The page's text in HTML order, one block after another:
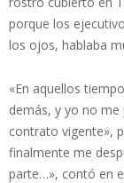
porque los
los ojos, hablaba
«En aquellos
demás, y yo no me
contrato vigente»,
finalmente me
parte…», contó en